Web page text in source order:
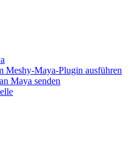
Meshy-Maya-Plugin ausführen
Maya senden